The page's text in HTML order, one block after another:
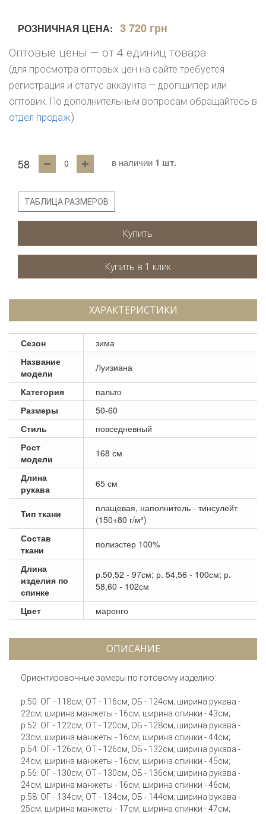
РОЗНИЧНАЯ ЦЕНА: 3 720 грн
Оптовые цены — от 4 единиц товара
(для просмотра оптовых цен на сайте требуется
регистрация и статус аккаунта — дропшипер или
оптовик. По дополнительным вопросам обращайтесь в
отдел продаж)
58 в наличии 1 шт.
ТАБЛИЦА РАЗМЕРОВ
Купить
ХАРАКТЕРИСТИКИ
Сезон
зима
Название
модели
Луизиана
Категория
пальто
Размеры
50-60
Стиль
повседневный
Рост
модели
168 см
Длина
рукава
65 см
Тип ткани
плащевая, наполнитель - тинсулейт
(150+80 г/м²)
Состав
ткани
полиэстер 100%
Длина
изделия по
спинке
р.50,52 - 97см; р. 54,56 - 100см; р.
58,60 - 102см
Цвет маренго
ОПИСАНИЕ
Ориентировочные замеры по готовому изделию:
р.50: ОГ - 118см, ОТ - 116см, ОБ - 124см; ширина рукава -
22см; ширина манжеты - 16см; ширина спинки - 43см;
р.52: ОГ - 122см, ОТ - 120см, ОБ - 128см; ширина рукава -
23см; ширина манжеты - 16см; ширина спинки - 44см;
р.54: ОГ - 126см, ОТ - 126см, ОБ - 132см; ширина рукава -
24см; ширина манжеты - 16см; ширина спинки - 45см;
р.56: ОГ - 130см, ОТ - 130см, ОБ - 136см; ширина рукава -
24см; ширина манжеты - 16см; ширина спинки - 46см;
р.58: ОГ - 134см, ОТ - 134см, ОБ - 144см; ширина рукава -
25см; ширина манжеты - 17см; ширина спинки - 47см;